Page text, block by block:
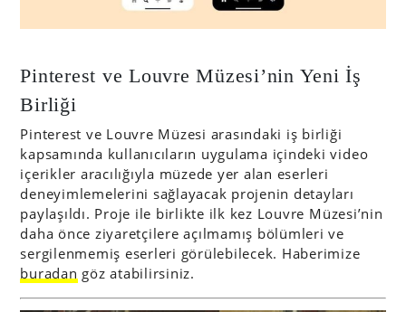
Pinterest ve Louvre Müzesi’nin Yeni İş
Birliği
Pinterest ve Louvre Müzesi arasındaki iş birliği
kapsamında kullanıcıların uygulama içindeki video
içerikler aracılığıyla müzede yer alan eserleri
deneyimlemelerini sağlayacak projenin detayları
paylaşıldı. Proje ile birlikte ilk kez Louvre Müzesi’nin
daha önce ziyaretçilere açılmamış bölümleri ve
sergilenmemiş eserleri görülebilecek. Haberimize
buradan göz atabilirsiniz.